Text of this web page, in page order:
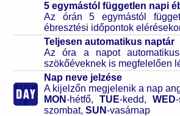
5 egymástól független napi
Az órán 5 egymástól
ébresztési időpontok
Teljesen automatikus naptár
Az óra a napot
szökőéveknek is megfelelően
Nap neve jelzése
A kijelzőn megjelenik a nap
MON-hétfő, TUE-kedd, WED
szombat, SUN-vasárnap